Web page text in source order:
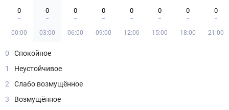
0
00:00
0
03:00
0
06:00
0
09:00
0
12:00
0
15:00
0
18:00
0
21:00
0
Спокойное
1
Неустойчивое
2
Слабо возмущённое
3
Возмущённое